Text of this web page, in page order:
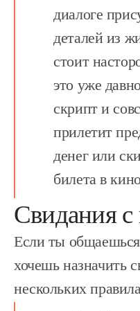
диалоге
деталей из
стоит
это уже
скрипт и
прилетит
денег или
билета в
Свидания с
Если ты
хочешь назначить
нескольких